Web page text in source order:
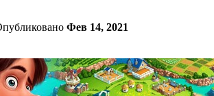
Фев 14, 2021